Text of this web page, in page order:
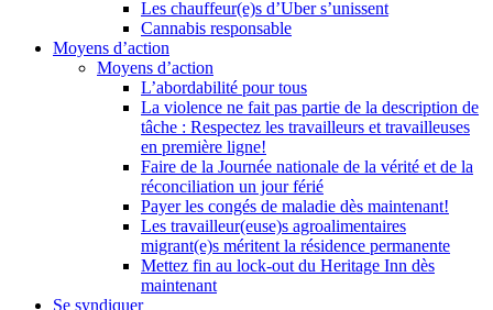
Les chauffeur(e)s d’Uber s’unissent
Cannabis responsable
Moyens d’action
Moyens d’action
L’abordabilité pour tous
La violence ne fait pas partie de la description de
tâche : Respectez les travailleurs et travailleuses
en première ligne!
Faire de la Journée nationale de la vérité et de la
réconciliation un jour férié
Payer les congés de maladie dès maintenant!
Les travailleur(euse)s agroalimentaires
migrant(e)s méritent la résidence permanente
Mettez fin au lock-out du Heritage Inn dès
maintenant
Se syndiquer